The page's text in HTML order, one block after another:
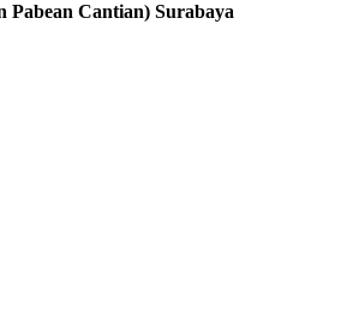
Pabean Cantian) Surabaya